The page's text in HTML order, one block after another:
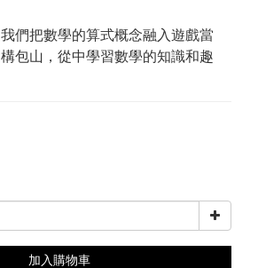
們把數學的算式概念融入遊戲當
包山，從中學習數學的知識和趣
加入購物車